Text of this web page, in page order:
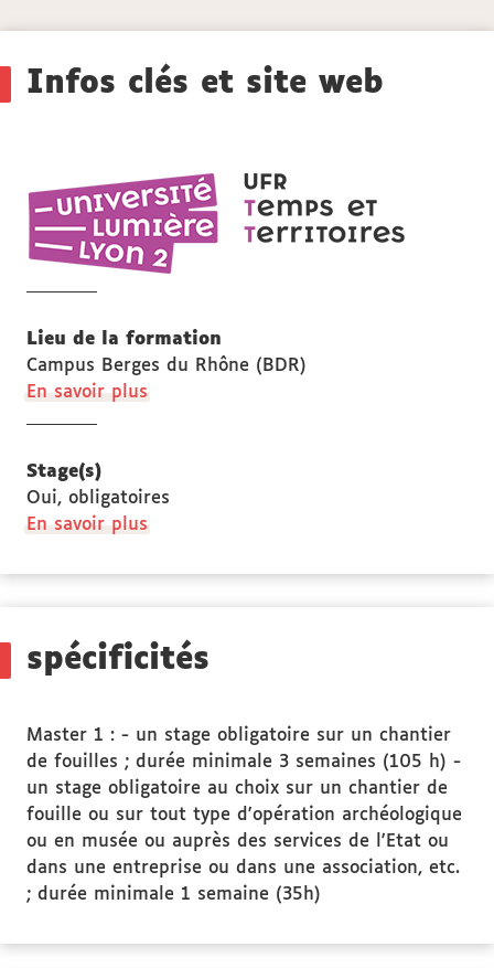
Infos clés et site web
et
Lieu de la formation
Campus Berges du Rhône (BDR)
En savoir plus
de
Stage(s)
Oui, obligatoires
En savoir plus
des
spécificités
Master 1 : - un stage obligatoire sur un chantier
de fouilles ; durée minimale 3 semaines (105 h) -
un stage obligatoire au choix sur un chantier de
fouille ou sur tout type d'opération archéologique
ou en musée ou auprès des services de l'Etat ou
dans une entreprise ou dans une association, etc.
; durée minimale 1 semaine (35h)